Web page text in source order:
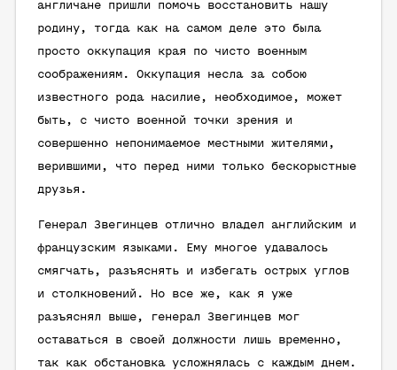
англичане пришли помочь восстановить нашу
родину, тогда как на самом деле это была
просто оккупация края по чисто военным
соображениям. Оккупация несла за собою
известного рода насилие, необходимое, может
быть, с чисто военной точки зрения и
совершенно непонимаемое местными жителями,
верившими, что перед ними только бескорыстные
друзья.
Генерал Звегинцев отлично владел английским и
французским языками. Ему многое удавалось
смягчать, разъяснять и избегать острых углов
и столкновений. Но все же, как я уже
разъяснял выше, генерал Звегинцев мог
оставаться в своей должности лишь временно,
так как обстановка усложнялась с каждым днем.